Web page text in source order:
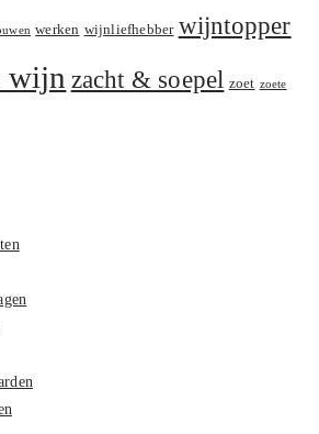
werken wijnliefhebber wijntopper
wijn zacht & soepel zoet zoete